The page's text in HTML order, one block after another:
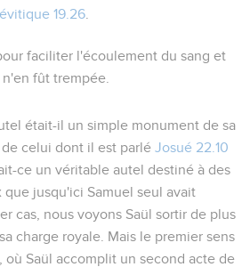
19.26
faciliter l'écoulement du sang et
fût trempée.
était-il un simple monument de sa
celui dont il est parlé Josué 22.10
ce un véritable autel destiné à des
jusqu'ici Samuel seul avait
cas, nous voyons Saül sortir de plus
charge royale. Mais le premier sens
, où Saül accomplit un second acte de